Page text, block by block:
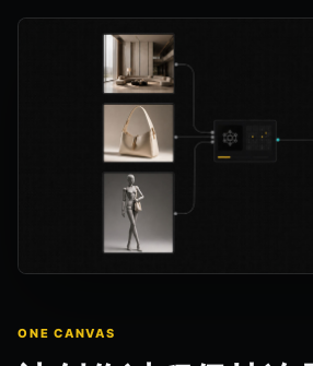
ONE CANVAS